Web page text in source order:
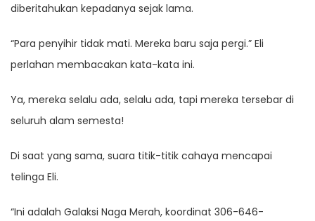
diberitahukan kepadanya sejak lama.
“Para penyihir tidak mati. Mereka baru saja pergi.” Eli
perlahan membacakan kata-kata ini.
Ya, mereka selalu ada, selalu ada, tapi mereka tersebar di
seluruh alam semesta!
Di saat yang sama, suara titik-titik cahaya mencapai
telinga Eli.
“Ini adalah Galaksi Naga Merah, koordinat 306-646-